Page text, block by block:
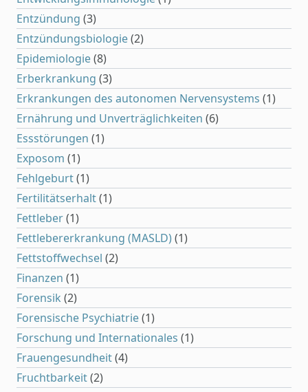
Entzündung (3)
Entzündungsbiologie(2)
Epidemiologie(8)
Erberkrankung (3)
Erkrankungen des autonomen Nervensystems (1)
Ernährung und Unverträglichkeiten (6)
Essstörungen (1)
Exposom (1)
Fehlgeburt(1)
Fertilitätserhalt(1)
Fettleber(1)
Fettlebererkrankung (MASLD)(1)
Fettstoffwechsel (2)
Finanzen (1)
Forensik (2)
Forensische Psychiatrie(1)
Forschung und Internationales (1)
Frauengesundheit(4)
Fruchtbarkeit(2)